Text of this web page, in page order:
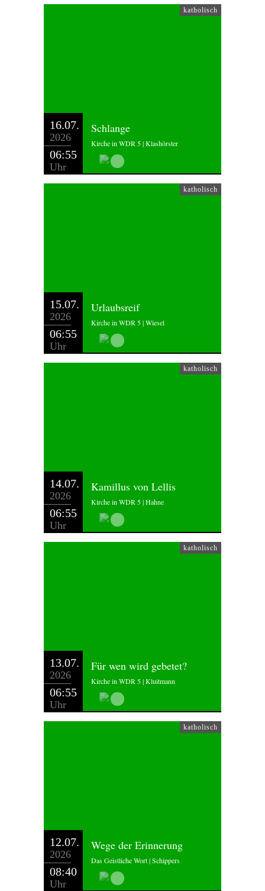
katholisch
16.07.
2026
06:55
Uhr
Schlange
Kirche in WDR 5 | Klashörster
katholisch
15.07.
2026
06:55
Uhr
Urlaubsreif
Kirche in WDR 5 | Wiesel
katholisch
14.07.
2026
06:55
Uhr
Kamillus von Lellis
Kirche in WDR 5 | Hahne
katholisch
13.07.
2026
06:55
Uhr
Für wen wird gebetet?
Kirche in WDR 5 | Kluitmann
katholisch
12.07.
2026
08:40
Uhr
Wege der Erinnerung
Das Geistliche Wort | Schippers